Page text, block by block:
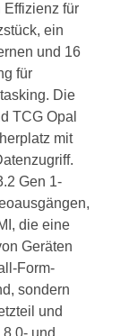
Effizienz für
ein
und 16
für
Die
TCG Opal
mit
Gen 1-
die eine
Geräten
Form-
sondern
und